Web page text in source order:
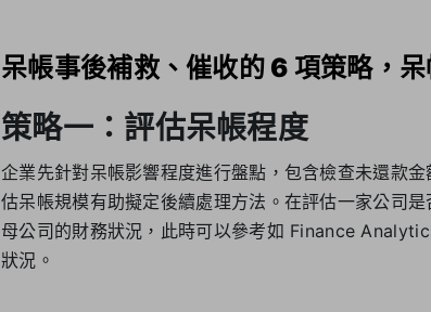
呆帳事後補救、催收的 6 項策略，呆
策略一：評估呆帳程度
企業先針對呆帳影響程度進行盤點，包含檢查未還款
估呆帳規模有助擬定後續處理方法。在評估一家公司
母公司的財務狀況，此時可以參考如 Finance
狀況。